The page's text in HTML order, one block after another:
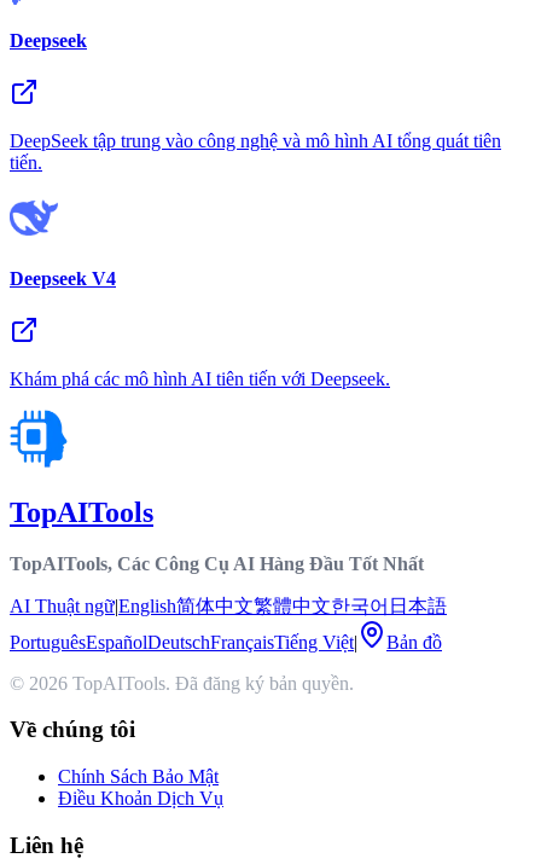
Deepseek
DeepSeek tập trung vào công nghệ và mô hình AI tổng quát tiên
tiến.
Deepseek V4
Khám phá các mô hình AI tiên tiến với Deepseek.
TopAITools
TopAITools, Các Công Cụ AI Hàng Đầu Tốt Nhất
AI Thuật ngữ|English简体中文繁體中文한국어 日本語
PortuguêsEspañolDeutschFrançaisTiếng Việt|
Bản đồ
© 2026 TopAITools. Đã đăng ký bản quyền.
Về chúng tôi
Chính Sách Bảo Mật
Điều Khoản Dịch Vụ
Liên hệ